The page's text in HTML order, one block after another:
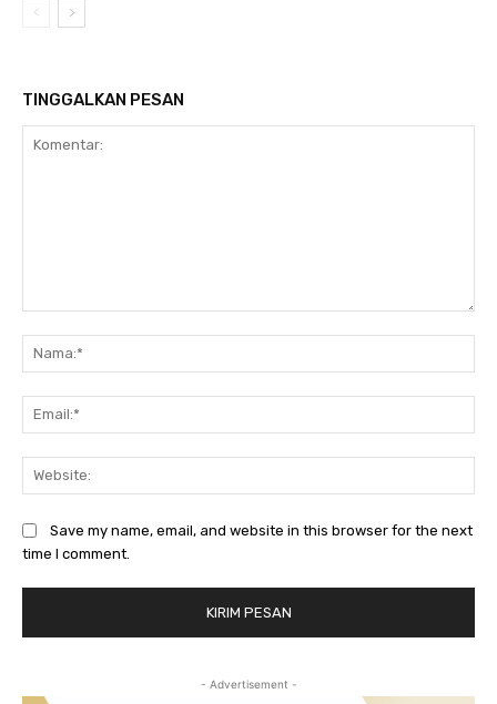
TINGGALKAN PESAN
Save my name, email, and website in this browser for the next
time I comment.
- Advertisement -